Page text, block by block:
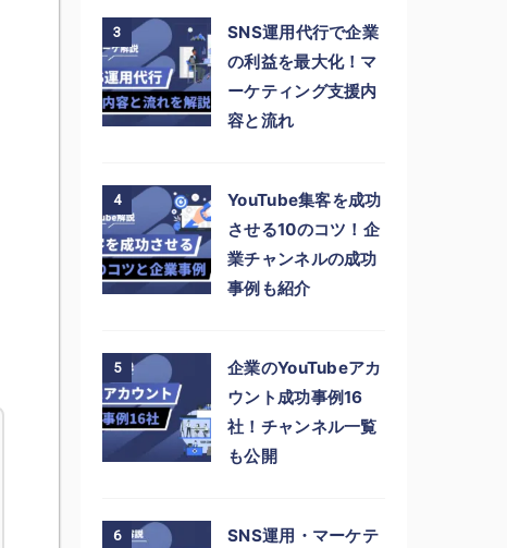
3
SNS運用代行で企業
の利益を最大化！マ
ーケティング支援内
容と流れ
4
YouTube集客を成功
させる10のコツ！企
業チャンネルの成功
事例も紹介
5
企業のYouTubeアカ
ウント成功事例16
社！チャンネル一覧
も公開
6
SNS運用・マーケテ